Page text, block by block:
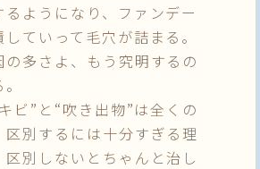
るようになり、ファンデー
ていって毛穴が詰まる。
多さよ、もう究明するの
ビ”と“吹き出物”は全くの
区別するには十分すぎる理
区別しないとちゃんと治し